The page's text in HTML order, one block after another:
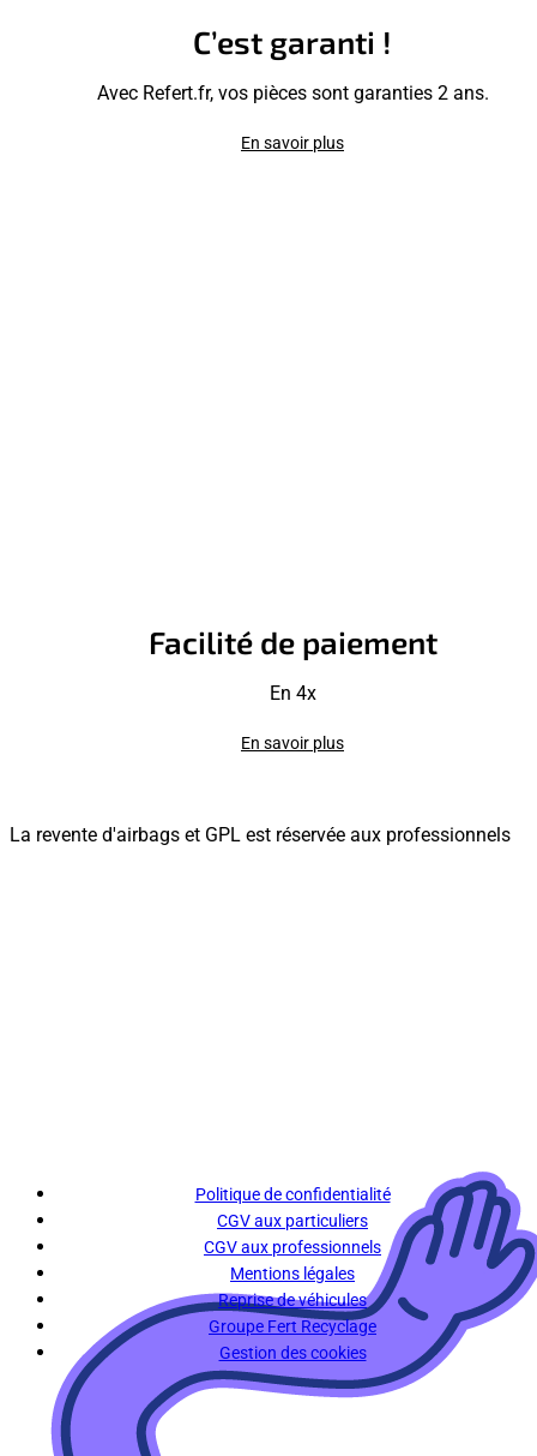
C’est garanti !
Avec Refert.fr, vos pièces sont garanties 2 ans.
En savoir plus
Facilité de paiement
En 4x
En savoir plus
La revente d'airbags et GPL est réservée aux professionnels
Politique de confidentialité
CGV aux particuliers
CGV aux professionnels
Mentions légales
Reprise de véhicules
Groupe Fert Recyclage
Gestion des cookies